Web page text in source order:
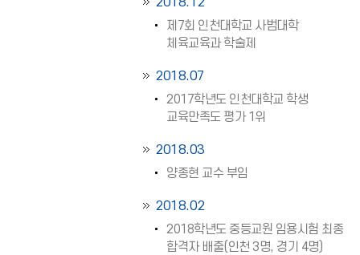
제7회 인천대학교 사범대학
체육교육과 학술제
2018.07
2017학년도 인천대학교 학생
교육만족도 평가 1위
2018.03
양종현 교수 부임
2018.02
2018학년도 중등교원 임용시험 최종
합격자 배출(인천 3명, 경기 4명)